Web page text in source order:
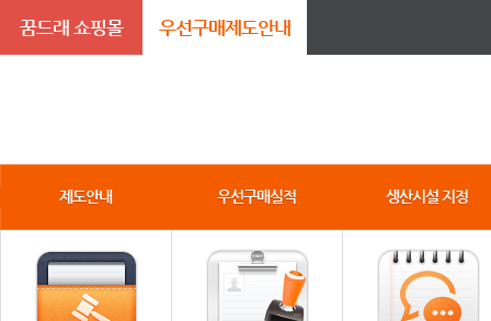
꿈드래 쇼핑몰 우선구매제도안내
제도안내 우선구매실적 생산시설 지정